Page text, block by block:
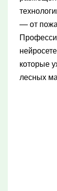
— от
которые
лесных